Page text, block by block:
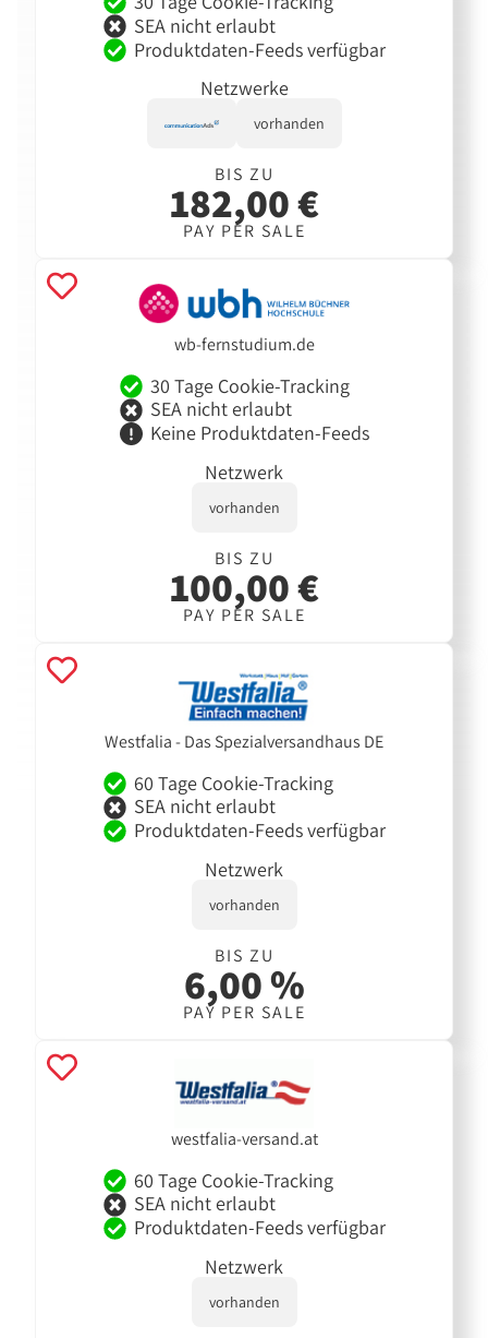
SEA nicht erlaubt
Produktdaten-Feeds verfügbar
Netzwerke
vorhanden
BIS ZU
182,00 €
PAY PER SALE
wb-fernstudium.de
30 Tage Cookie-Tracking
SEA nicht erlaubt
Keine Produktdaten-Feeds
Netzwerk
vorhanden
BIS ZU
100,00 €
PAY PER SALE
Westfalia - Das Spezialversandhaus DE
60 Tage Cookie-Tracking
SEA nicht erlaubt
Produktdaten-Feeds verfügbar
Netzwerk
vorhanden
BIS ZU
6,00 %
PAY PER SALE
westfalia-versand.at
60 Tage Cookie-Tracking
SEA nicht erlaubt
Produktdaten-Feeds verfügbar
Netzwerk
vorhanden